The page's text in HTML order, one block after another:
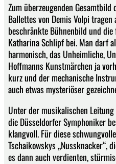
Zum überzeugenden
Ballettes von Demis Volpi
beschränkte Bühnenbild und
Katharina Schlipf bei. Man darf
harmonisch, das Unheimliche,
Hoffmanns Kunstmärchen ja
kurz und der mechanische
auch etwas mysteriöser
Unter der musikalischen
die Düsseldorfer Symphoniker
klangvoll. Für diese
Tschaikowskys „Nussknacker“,
es dann auch verdienten,